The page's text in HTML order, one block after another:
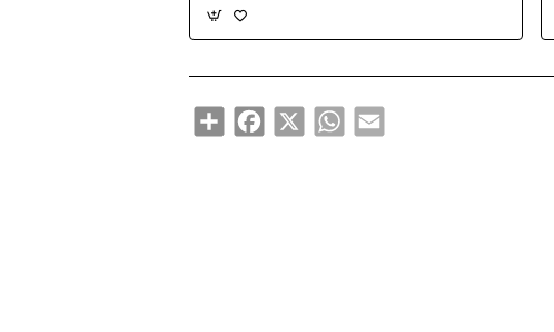
ShareFacebook
X WhatsAppEmail